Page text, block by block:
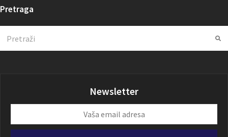
Pretraga
Newsletter
email